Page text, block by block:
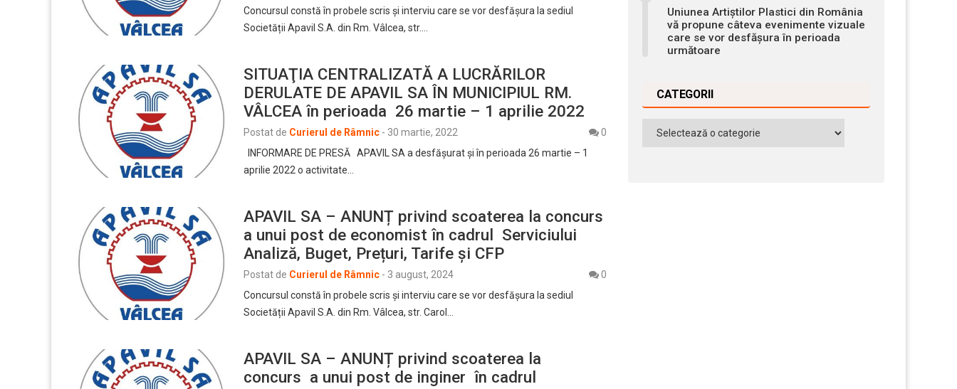
Concursul constă în probele scris şi interviu care se vor desfășura la sediul
Societății Apavil S.A. din Rm. Vâlcea, str.…
SITUAŢIA CENTRALIZATĂ A LUCRĂRILOR
DERULATE DE APAVIL SA ÎN MUNICIPIUL RM.
VÂLCEA în perioada 26 martie – 1 aprilie 2022
Postat de Curierul de Râmnic - 30 martie, 2022
0
INFORMARE DE PRESĂ APAVIL SA a desfăşurat şi în perioada 26 martie – 1
aprilie 2022 o activitate…
APAVIL SA – ANUNȚ privind scoaterea la concurs
a unui post de economist în cadrul Serviciului
Analiză, Buget, Prețuri, Tarife și CFP
Postat de Curierul de Râmnic - 3 august, 2024
0
Concursul constă în probele scris şi interviu care se vor desfășura la sediul
Societății Apavil S.A. din Rm. Vâlcea, str. Carol…
APAVIL SA – ANUNȚ privind scoaterea la
concurs a unui post de inginer în cadrul
Uniunea Artiștilor Plastici din România
vă propune câteva evenimente vizuale
care se vor desfășura în perioada
următoare
CATEGORII
Categorii